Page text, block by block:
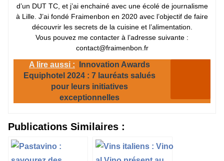
d’un DUT TC, et j’ai enchainé avec une écolé de journalisme
à Lille. J’ai fondé Fraimenbon en 2020 avec l’objectif de faire
découvrir les secrets de la cuisine et l’alimentation.
Vous pouvez me contacter à l’adresse suivante :
contact@fraimenbon.fr
A lire aussi :
Innovation Awards
Equiphotel 2024 : 7 lauréats salués
pour leurs initiatives
exceptionnelles
Publications Similaires :